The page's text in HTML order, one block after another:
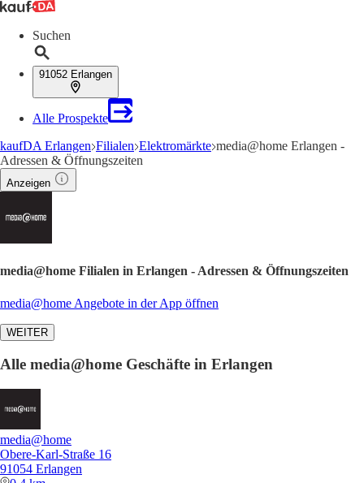
Suchen
91052 Erlangen
Alle Prospekte
kaufDA Erlangen Filialen Elektromärkte media@home Erlangen -
Adressen & Öffnungszeiten
Anzeigen
media@home Filialen in Erlangen - Adressen & Öffnungszeiten
media@home Angebote in der App öffnen
WEITER
Alle media@home Geschäfte in Erlangen
media@home
Obere-Karl-Straße 16
91054 Erlangen